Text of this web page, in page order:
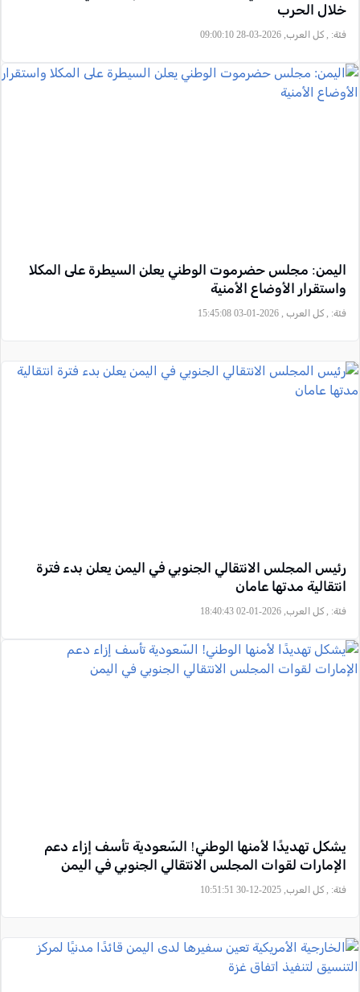
خلال الحرب
فئة: , كل العرب, 2026-03-28 09:00:10
اليمن: مجلس حضرموت الوطني يعلن السيطرة على المكلا
واستقرار الأوضاع الأمنية
فئة: , كل العرب , 2026-01-03 15:45:08
رئيس المجلس الانتقالي الجنوبي في اليمن يعلن بدء فترة
انتقالية مدتها عامان
فئة: , كل العرب, 2026-01-02 18:40:43
يشكل تهديدًا لأمنها الوطني! السّعودية تأسف إزاء دعم
الإمارات لقوات المجلس الانتقالي الجنوبي في اليمن
فئة: , كل العرب, 2025-12-30 10:51:51